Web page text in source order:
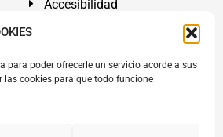
para poder ofrecerle un servicio acorde a sus
las cookies para que todo funcione
Accesibilidad
Cruz de Tenerife. Islas Canarias.